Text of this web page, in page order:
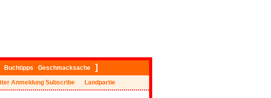
Buchtipps Geschmacksache ]
Subscribe Landpartie